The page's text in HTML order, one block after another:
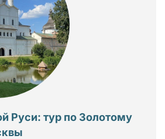
Руси: тур по Золотому